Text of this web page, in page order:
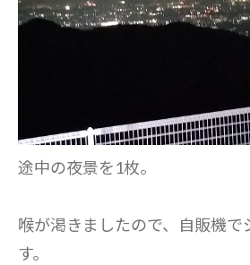
途中の夜景を1枚。
喉が渇きましたので、自販機で
す。